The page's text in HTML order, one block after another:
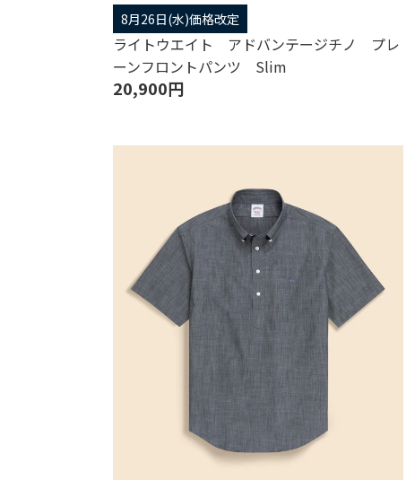
8月26日(水)価格改定
ライトウエイト アドバンテージチノ プレ
ーンフロントパンツ Slim
20,900円